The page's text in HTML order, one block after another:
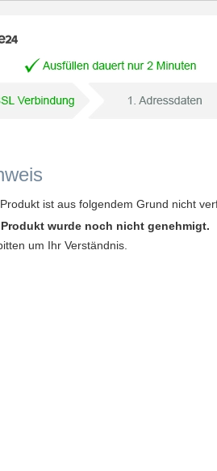
ist aus folgendem Grund nicht
Produkt wurde noch nicht genehmigt.
um Ihr Verständnis.